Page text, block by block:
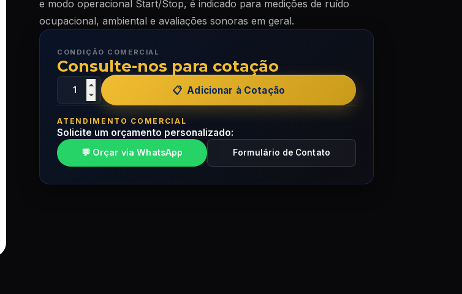
e modo operacional Start/Stop, é indicado para medições de ruído
ocupacional, ambiental e avaliações sonoras em geral.
CONDIÇÃO COMERCIAL
Consulte-nos para cotação
Adicionar à Cotação
ATENDIMENTO COMERCIAL
Solicite um orçamento personalizado:
💬 Orçar via WhatsApp Formulário de Contato